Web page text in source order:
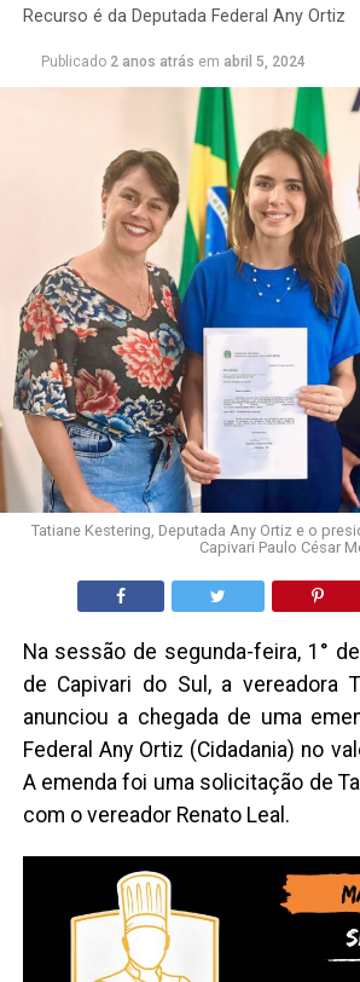
Recurso é da Deputada Federal Any Ortiz
Publicado 2 anos atrás em abril 5, 2024
Tatiane Kestering, Deputada Any Ortiz e o
Capivari Paulo César
Na sessão de segunda-feira, 1°
de Capivari do Sul, a vereadora
anunciou a chegada de uma
Federal Any Ortiz (Cidadania) no
A emenda foi uma solicitação de
com o vereador Renato Leal.